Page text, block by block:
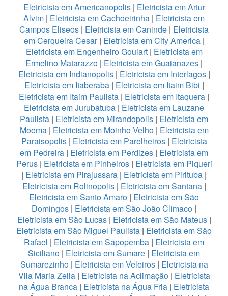
Eletricista em Americanopolis | Eletricista em Artur
Alvim | Eletricista em Cachoeirinha | Eletricista em
Campos Eliseos | Eletricista em Caninde | Eletricista
em Cerqueira Cesar| Eletricista em City America |
Eletricista em Engenheiro Goulart | Eletricista em
Ermelino Matarazzo | Eletricista em Guaianazes |
Eletricista em Indianopolis| Eletricista em Interlagos|
Eletricista em Itaberaba| Eletricista em Itaim Bibi |
Eletricista em Itaim Paulista | Eletricista em Itaquera |
Eletricista em Jurubatuba | Eletricista em Lauzane
Paulista | Eletricista em Mirandopolis | Eletricista em
Moema| Eletricista em Moinho Velho | Eletricista em
Paraisopolis| Eletricista em Parelheiros| Eletricista
em Pedreira | Eletricista em Perdizes | Eletricista em
Perus| Eletricista em Pinheiros| Eletricista em Piqueri
| Eletricista em Pirajussara | Eletricista em Pirituba |
Eletricista em Rolinopolis| Eletricista em Santana|
Eletricista em Santo Amaro | Eletricista em São
Domingos | Eletricista em São João Climaco |
Eletricista em São Lucas| Eletricista em São Mateus |
Eletricista em São Miguel Paulista | Eletricista em São
Rafael | Eletricista em Sapopemba | Eletricista em
Siciliano | Eletricista em Sumare | Eletricista em
Sumarezinho| Eletricista em Veleiros| Eletricista na
Vila Maria Zelia| Eletricista na Aclimação| Eletricista
na Água Branca | Eletricista na Água Fria | Eletricista